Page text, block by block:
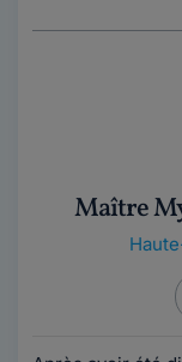
Maître